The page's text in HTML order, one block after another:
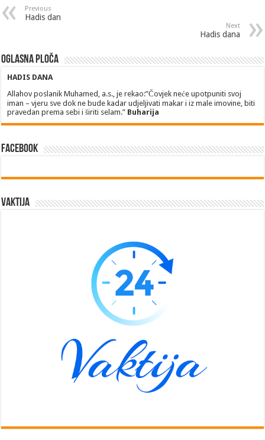
Previous
Hadis dan
Next
Hadis dana
Oglasna ploča
HADIS DANA
Allahov poslanik Muhamed, a.s., je rekao:”Čovjek neće upotpuniti svoj
iman – vjeru sve dok ne bude kadar udjeljivati makar i iz male imovine, biti
pravedan prema sebi i širiti selam.” Buharija
Facebook
Vaktija